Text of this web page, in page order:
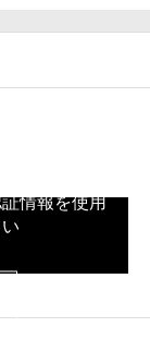
情報を使用